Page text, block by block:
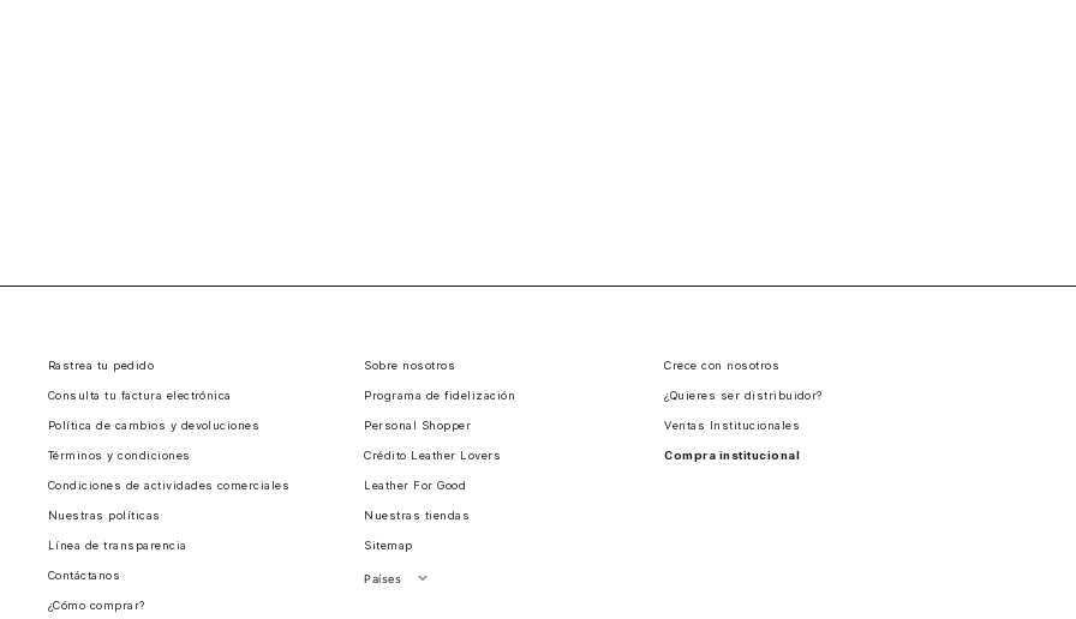
Rastrea tu pedido
Consulta tu factura electrónica
Política de cambios y devoluciones
Términos y condiciones
Condiciones de actividades comerciales
Nuestras políticas
Línea de transparencia
Contáctanos
¿Cómo comprar?
Sobre nosotros
Programa de fidelización
Personal Shopper
Crédito Leather Lovers
Leather For Good
Nuestras tiendas
Sitemap
Países
Crece con nosotros
¿Quieres ser distribuidor?
Ventas Institucionales
Compra institucional